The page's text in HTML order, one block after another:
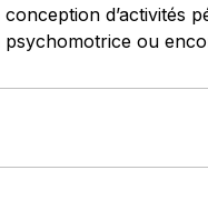
d’activités
ou